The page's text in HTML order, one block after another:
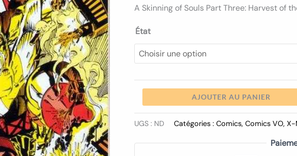
A Skinning of Souls Part Three: Harvest of
État
1
Num
AJOUTER AU PANIER
UGS : ND Catégories : Comics, Comics VO, X-